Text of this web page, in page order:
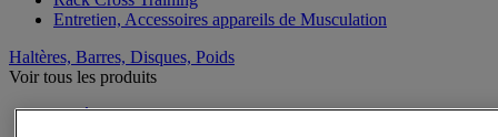
Entretien, Accessoires appareils de Musculation
Haltères, Barres, Disques, Poids
Voir tous les produits
Haltères Musculation et Fitness